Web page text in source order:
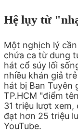
Hệ lụy từ
Một nghịch lý
chứa ca từ dung
hát cổ súy lối
nhiều khán giả
hát bị Ban Tuyên
TP.HCM "điểm
31 triệu lượt xem,
đạt hơn 25 triệu
YouTube.